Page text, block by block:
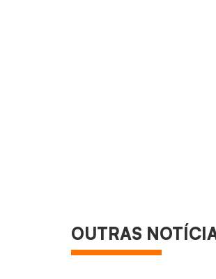
OUTRAS